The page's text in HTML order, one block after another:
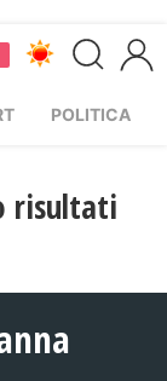
POLITICA
risultati